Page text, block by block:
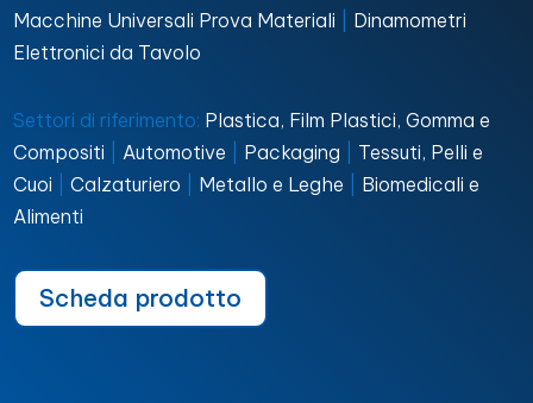
Macchine Universali Prova Materiali
Dinamometri
Elettronici da Tavolo
Settori di riferimento: Plastica, Film Plastici, Gomma e
Compositi |Automotive Packaging
Tessuti, Pelli e
Cuoi |Calzaturiero Metallo e Leghe
Biomedicali e
Alimenti
Scheda prodotto